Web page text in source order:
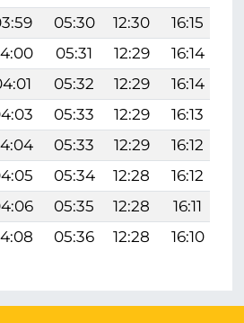
05:30 12:30 16:15
05:31 12:29 16:14
05:32 12:29 16:14
05:33 12:29 16:13
05:33 12:29 16:12
05:34 12:28 16:12
05:35 12:28 16:11
05:36 12:28 16:10